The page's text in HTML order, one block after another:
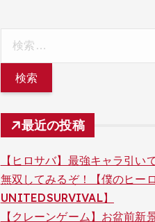
最近の投稿
【ヒロサバ】最強キャラ引い
無双してみるぞ！【僕のヒー
UNITEDSURVIVAL】
【クレーンゲーム】お盆前新